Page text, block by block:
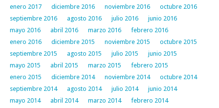
enero 2017
diciembre 2016 noviembre 2016
octubre 2016
septiembre 2016
agosto 2016 julio 2016
junio 2016
mayo 2016
abril 2016 marzo 2016
febrero 2016
enero 2016
diciembre 2015 noviembre 2015
octubre 2015
septiembre 2015
agosto 2015 julio 2015
junio 2015
mayo 2015
abril 2015 marzo 2015
febrero 2015
enero 2015
diciembre 2014 noviembre 2014
octubre 2014
septiembre 2014
agosto 2014 julio 2014
junio 2014
mayo 2014
abril 2014 marzo 2014
febrero 2014